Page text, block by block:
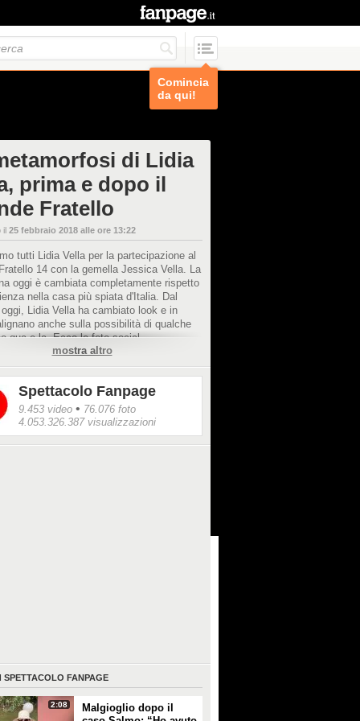
Comincia
da qui!
di Lidia
prima e dopo il
Fratello
il 25 febbraio 2018 alle ore 13:22
tutti Lidia Vella per la partecipazione al
14 con la gemella Jessica Vella. La
oggi è cambiata completamente rispetto
nella casa più spiata d'Italia. Dal
Lidia Vella ha cambiato look e in
anche sulla possibilità di qualche
qua e la. Ecco le foto social.
mostra altro
Spettacolo Fanpage
9.453 video • 76.076 foto
4.053.326.387 visualizzazioni
SPETTACOLO FANPAGE
2:08
Malgioglio dopo il